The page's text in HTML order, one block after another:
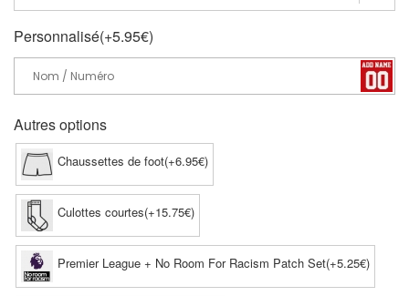
Personnalisé(+5.95€)
Autres options
Chaussettes de foot(+6.95€)
Culottes courtes(+15.75€)
Premier League + No Room For Racism Patch Set(+5.25€)